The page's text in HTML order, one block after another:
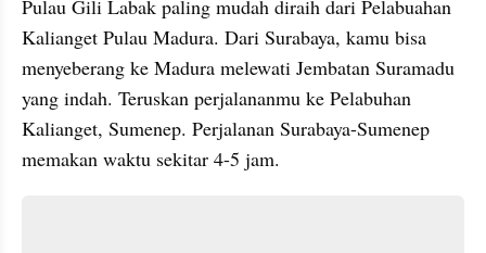
Pulau Gili Labak paling mudah diraih dari Pelabuahan
Kalianget Pulau Madura. Dari Surabaya, kamu bisa
menyeberang ke Madura melewati Jembatan Suramadu
yang indah. Teruskan perjalananmu ke Pelabuhan
Kalianget, Sumenep. Perjalanan Surabaya-Sumenep
memakan waktu sekitar 4-5 jam.